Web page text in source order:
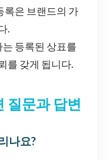
록은 브랜드의 가
.
는 등록된 상표를
를 갖게 됩니다.
질문과 답변
나요?